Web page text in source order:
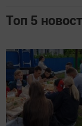
Топ 5